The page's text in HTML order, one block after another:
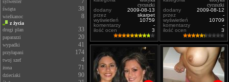
sylwester
święta 38
wielkanoc 8
z życia
drugi plan
33
paparazzi 20
wypadki 41
przyłapani 174
twoj szef 4
żona 71
dzieciaki 90
cycuszki
dodany
2009-08-13
przez
skarpet
wyświetleń
10759
komentarzy
-
ilość ocen
3
cycuszki
dodany
2009-08-12
przez
-
wyświetleń
10709
komentarzy
-
ilość ocen
3